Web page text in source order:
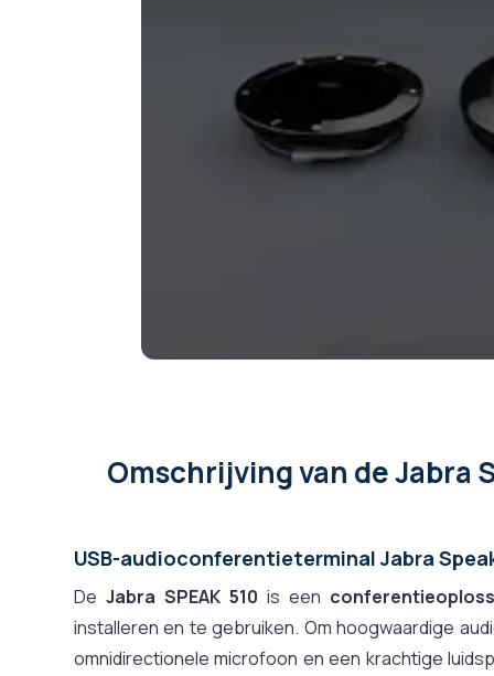
Assortiment van de fabrikant
Omschrijvingvan de Jabra
USB-audioconferentieterminal Jabra
DeJabra SPEAK 510 is een
installeren en te gebruiken. Om hoogwaardige
omnidirectionele microfoon en een krachtige